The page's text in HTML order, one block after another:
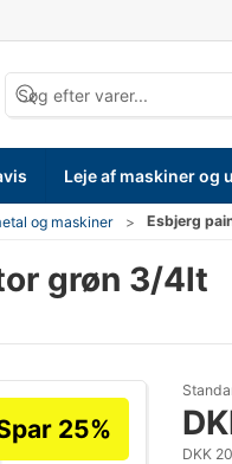
Leje af maskiner og
og maskiner Esbjerg
grøn 3/4lt
25%
DKK